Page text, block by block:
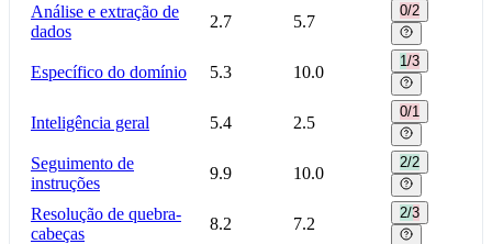
Análise e extração de
dados
2.7 5.7
0/2
Específico do domínio 5.3 10.0
1/3
Inteligência geral 5.4 2.5
0/1
Seguimento de
instruções
9.9 10.0
2/2
Resolução de quebra-
cabeças
8.2 7.2
2/3